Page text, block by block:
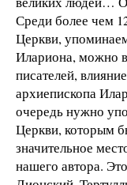
Среди более чем
Церкви,
Илариона, можно
писателей,
архиепископа
очередь нужно
Церкви, которым
значительное
нашего автора.